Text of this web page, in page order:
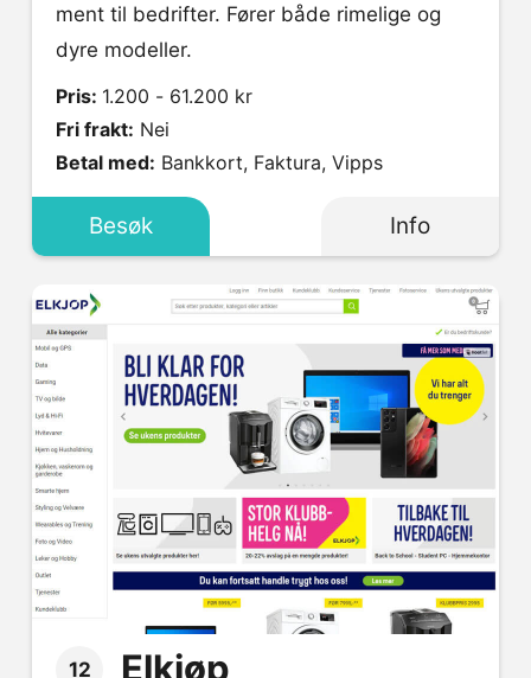
ment til bedrifter. Fører både rimelige og
dyre modeller.
Pris: 1.200 - 61.200 kr
Fri frakt: Nei
Betal med: Bankkort, Faktura, Vipps
Besøk Info
12 Elkjøp